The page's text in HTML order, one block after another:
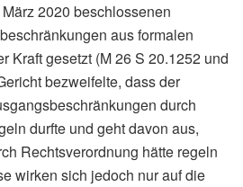
2020 beschlossenen
aus formalen
Kraft gesetzt (M 26 S 20.1252 und
bezweifelte, dass der
durch
durfte und geht davon aus,
Rechtsverordnung hätte regeln
wirken sich jedoch nur auf die